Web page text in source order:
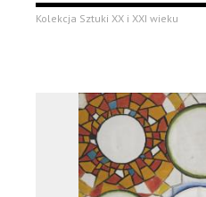
Kolekcja Sztuki XX i XXI wieku